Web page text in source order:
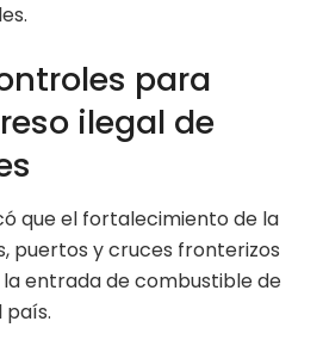
para
ilegal de
que el fortalecimiento de la
puertos y cruces fronterizos
entrada de combustible de
país.